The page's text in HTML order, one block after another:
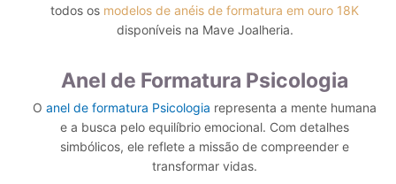
todos os modelos de anéis de formatura em ouro 18K
disponíveis na Mave Joalheria.
Anel de Formatura Psicologia
O anel de formatura Psicologia representa a mente humana
e a busca pelo equilíbrio emocional. Com detalhes
simbólicos, ele reflete a missão de compreender e
transformar vidas.